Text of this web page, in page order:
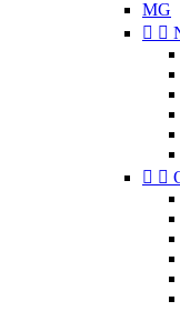
MG
 
 